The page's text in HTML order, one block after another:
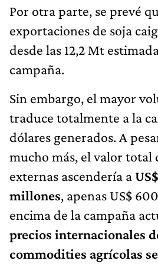
Por otra parte, se prevé
exportaciones de soja
desde las 12,2 Mt
campaña.
Sin embargo, el mayor
traduce totalmente a la
dólares generados. A
mucho más, el valor total
externas ascendería a
millones, apenas US$
encima de la campaña
precios internacionales
commodities agrícolas